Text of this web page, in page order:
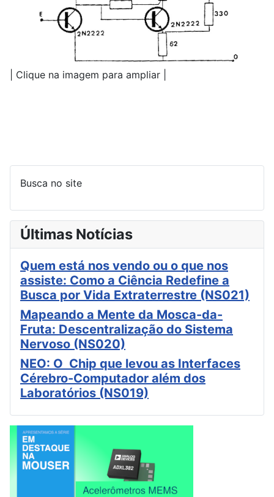
| Clique na imagem para ampliar |
Busca no site
Últimas Notícias
Quem está nos vendo ou o que nos
assiste: Como a Ciência Redefine a
Busca por Vida Extraterrestre (NS021)
Mapeando a Mente da Mosca-da-
Fruta: Descentralização do Sistema
Nervoso (NS020)
NEO: O Chip que levou as Interfaces
Cérebro-Computador além dos
Laboratórios (NS019)